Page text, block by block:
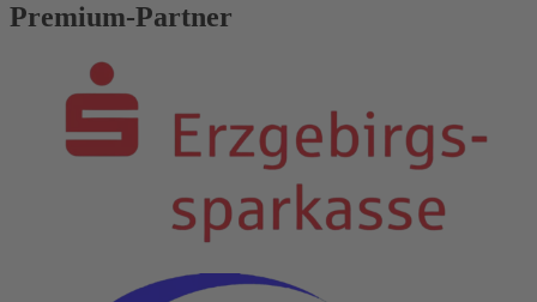
Premium-Partner